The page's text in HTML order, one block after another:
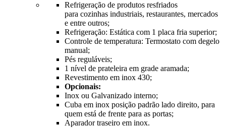
Refrigeração de produtos resfriados
para cozinhas industriais, restaurantes, mercados
e entre outros;
Refrigeração: Estática com 1 placa fria superior;
Controle de temperatura: Termostato com degelo
manual;
Pés reguláveis;
1 nível de prateleira em grade aramada;
Revestimento em inox 430;
Opcionais:
Inox ou Galvanizado interno;
Cuba em inox posição padrão lado direito, para
quem está de frente para as portas;
Aparador traseiro em inox.